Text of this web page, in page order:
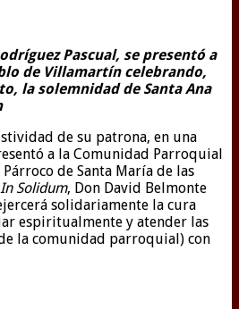
Pascual, se presentó a
de Villamartín celebrando,
la solemnidad de Santa Ana
de su patrona, en una
a la Comunidad Parroquial
de Santa María de las
In Solidum, Don David Belmonte
solidariamente la cura
espiritualmente y atender las
la comunidad parroquial) con